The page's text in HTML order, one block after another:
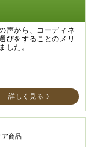
声から、コーディネ
びをすることのメリ
した。
詳しく見る
ア商品